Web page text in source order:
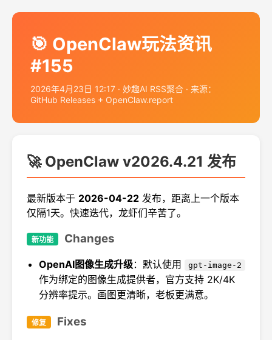
🎯 OpenClaw玩法资讯
#155
2026年4月23日 12:17 · 妙趣AI RSS聚合 · 来源：
GitHub Releases + OpenClaw.report
🚀 OpenClaw v2026.4.21 发布
最新版本于 2026-04-22 发布，距离上一个版本
仅隔1天。快速迭代，龙虾们辛苦了。
新功能 Changes
OpenAI图像生成升级：默认使用 gpt-image-2
作为绑定的图像生成提供者，官方支持 2K/4K
分辨率提示。画图更清晰，老板更满意。
修复 Fixes